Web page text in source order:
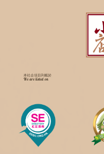
本社企項目列載於
We are listed on